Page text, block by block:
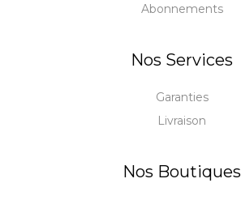
Abonnements
Nos Services
Garanties
Livraison
Nos Boutiques